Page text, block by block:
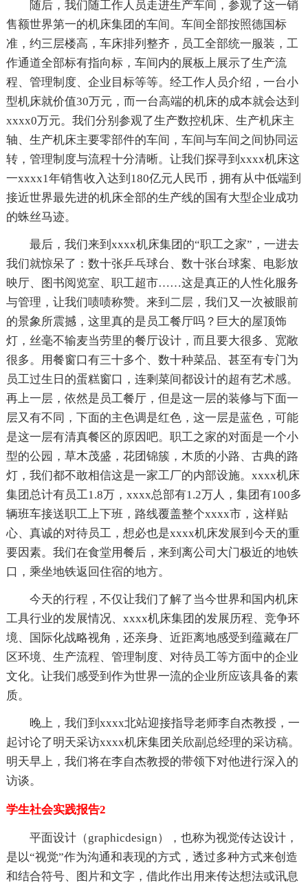
随后，我们随工作人员走进生产车间，参观了这一销
售额世界第一的机床集团的车间。车间全部按照德国标
准，约三层楼高，车床排列整齐，员工全部统一服装，工
作通道全部标有指向标，车间内的展板上展示了生产流
程、管理制度、企业目标等等。经工作人员介绍，一台小
型机床就价值30万元，而一台高端的机床的成本就会达到
xxxx0万元。我们分别参观了生产数控机床、生产机床主
轴、生产机床主要零部件的车间，车间与车间之间协同运
转，管理制度与流程十分清晰。让我们探寻到xxxx机床这
一xxxx1年销售收入达到180亿元人民币，拥有从中低端到
接近世界最先进的机床全部的生产线的国有大型企业成功
的蛛丝马迹。
最后，我们来到xxxx机床集团的“职工之家”，一进去
我们就惊呆了：数十张乒乓球台、数十张台球案、电影放
映厅、图书阅览室、职工超市……这是真正的人性化服务
与管理，让我们啧啧称赞。来到二层，我们又一次被眼前
的景象所震撼，这里真的是员工餐厅吗？巨大的屋顶饰
灯，丝毫不输麦当劳里的餐厅设计，而且要大很多、宽敞
很多。用餐窗口有三十多个、数十种菜品、甚至有专门为
员工过生日的蛋糕窗口，连剩菜间都设计的超有艺术感。
再上一层，依然是员工餐厅，但是这一层的装修与下面一
层又有不同，下面的主色调是红色，这一层是蓝色，可能
是这一层有清真餐区的原因吧。职工之家的对面是一个小
型的公园，草木茂盛，花团锦簇，木质的小路、古典的路
灯，我们都不敢相信这是一家工厂的内部设施。xxxx机床
集团总计有员工1.8万，xxxx总部有1.2万人，集团有100多
辆班车接送职工上下班，路线覆盖整个xxxx市，这样贴
心、真诚的对待员工，想必也是xxxx机床发展到今天的重
要因素。我们在食堂用餐后，来到离公司大门极近的地铁
口，乘坐地铁返回住宿的地方。
今天的行程，不仅让我们了解了当今世界和国内机床
工具行业的发展情况、xxxx机床集团的发展历程、竞争环
境、国际化战略视角，还亲身、近距离地感受到蕴藏在厂
区环境、生产流程、管理制度、对待员工等方面中的企业
文化。让我们感受到作为世界一流的企业所应该具备的素
质。
晚上，我们到xxxx北站迎接指导老师李自杰教授，一
起讨论了明天采访xxxx机床集团关欣副总经理的采访稿。
明天早上，我们将在李自杰教授的带领下对他进行深入的
访谈。
学生社会实践报告2
平面设计（graphicdesign），也称为视觉传达设计，
是以“视觉”作为沟通和表现的方式，透过多种方式来创造
和结合符号、图片和文字，借此作出用来传达想法或讯息